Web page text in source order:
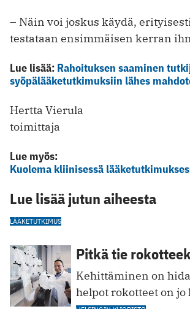
– Näin voi joskus käydä,
testataan ensimmäisen kerran
Lue lisää: Rahoituksen saaminen
syöpälääke­tutkimuksiin lähes
Hertta Vierula
toimittaja
Lue myös:
Kuolema kliinisessä
Lue lisää jutun aiheesta
LÄÄKETUTKIMUS
Pitkä tie
Kehittäminen on
helpot rokotteet on jo